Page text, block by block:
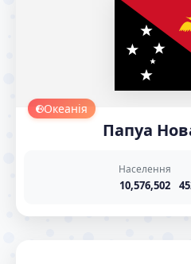
Океанія
Папуа
Населення
10,576,502